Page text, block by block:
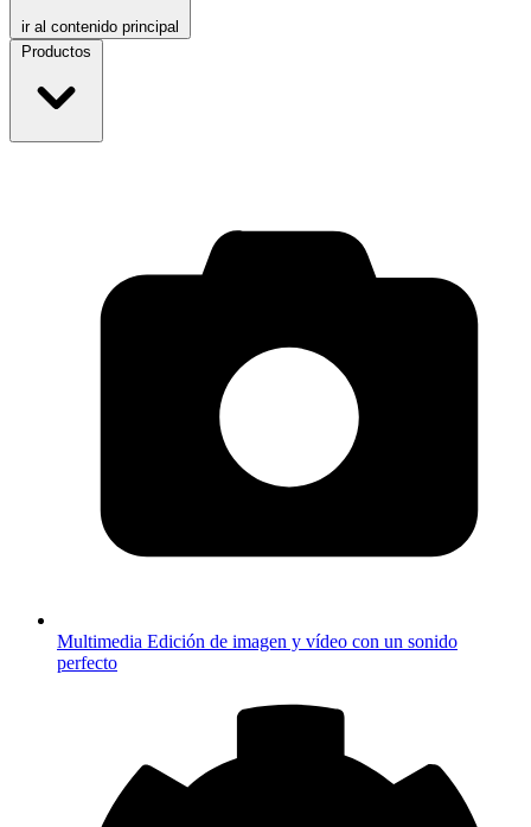
ir al contenido principal
Productos
Multimedia Edición de imagen y vídeo con un sonido
perfecto